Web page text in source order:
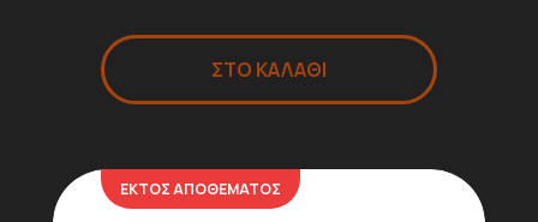
ΣΤΟ ΚΑΛΑΘΙ
ΕΚΤΟΣ ΑΠΟΘΕΜΑΤΟΣ